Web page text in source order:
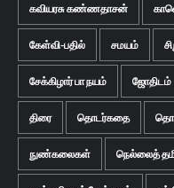
கவியரசு கண்ணதாசன்
கேள்வி-பதில் சமயம்
சேக்கிழார் பா நயம் ஜோதிடம்
திரை தொடர்கதை
நுண்கலைகள் நெல்லைத்